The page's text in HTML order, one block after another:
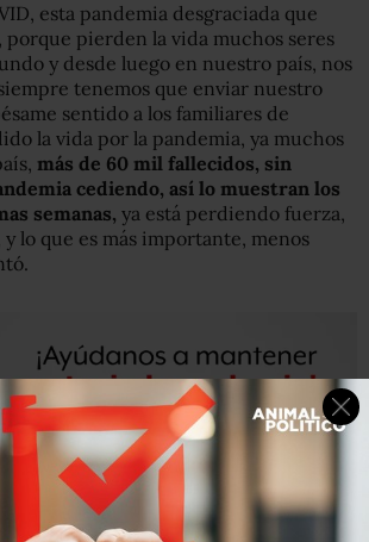
esta pandemia desgraciada que
porque pierden la vida muchos seres
y desde luego en nuestro país, nos
tenemos que enviar nuestro
sentido a los familiares de
la vida por la pandemia, ya muchos
más de 60 mil fallecidos, sin
cediendo, así lo muestran los
semanas, ya está perdiendo fuerza,
lo que es más importante, menos